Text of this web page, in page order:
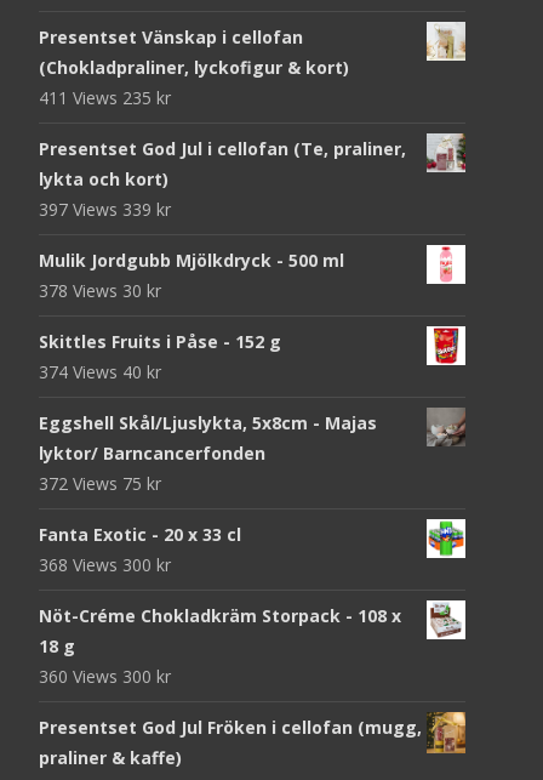
Presentset Vänskap i cellofan
(Chokladpraliner, lyckofigur & kort)
411 Views 235 kr
Presentset God Jul i cellofan (Te, praliner,
lykta och kort)
397 Views 339 kr
Mulik Jordgubb Mjölkdryck - 500 ml
378 Views 30 kr
Skittles Fruits i Påse - 152 g
374 Views 40 kr
Eggshell Skål/Ljuslykta, 5x8cm - Majas
lyktor/ Barncancerfonden
372 Views 75 kr
Fanta Exotic - 20 x 33 cl
368 Views 300 kr
Nöt-Créme Chokladkräm Storpack - 108 x
18 g
360 Views 300 kr
Presentset God Jul Fröken i cellofan (mugg,
praliner & kaffe)